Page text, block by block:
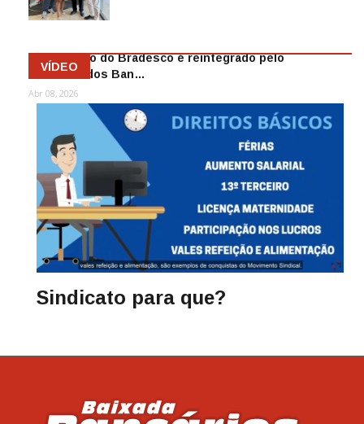
Mai 13, 2026
Funcionário do Bradesco é reintegrado pelo
Sindicato dos Ban…
Abr 08, 2026
VÍDEO
Sindicato para que?